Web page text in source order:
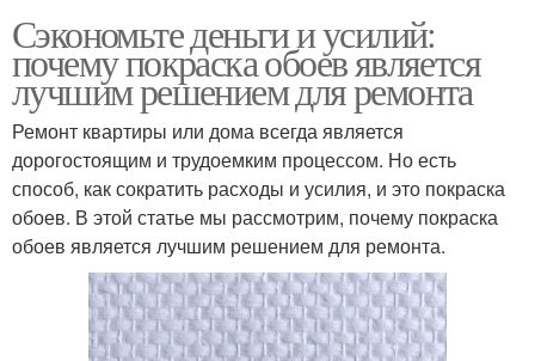
Сэкономьте деньги и усилий:
почему покраска обоев является
лучшим решением для ремонта
Ремонт квартиры или дома всегда является
дорогостоящим и трудоемким процессом. Но есть
способ, как сократить расходы и усилия, и это покраска
обоев. В этой статье мы рассмотрим, почему покраска
обоев является лучшим решением для ремонта.